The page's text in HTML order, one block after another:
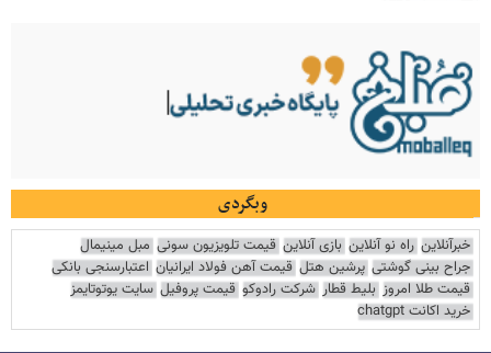
وبگردی
خبرآنلاین راه نو آنلاین بازی آنلاین قیمت تلویزیون سونی مبل مینیمال
جراح بینی گوشتی پرشین هتل قیمت آهن فولاد ایرانیان اعتبارسنجی بانکی
قیمت طلا امروز بلیط قطار شرکت رادوکو قیمت پروفیل سایت یوتوتایمز
خرید اکانت chatgpt